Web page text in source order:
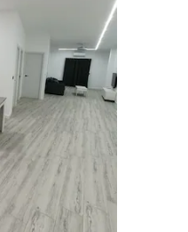
15 commentaires : 5 sur 5